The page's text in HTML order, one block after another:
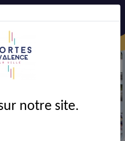
Aragon
notre site.